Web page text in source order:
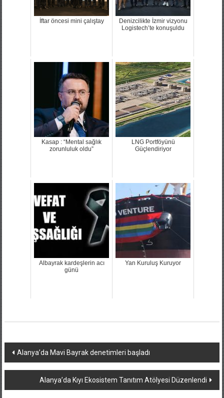
İftar öncesi mini çalıştay
Denizcilikte İzmir vizyonu
Logistech’te konuşuldu
Kasap : “Mental sağlık
zorunluluk oldu”
LNG Portföyünü
Güçlendiriyor
Albayrak kardeşlerin acı
günü
Yan Kuruluş Kuruyor
Yazı
dolaşımı
Alanya’da Mavi Bayrak denetimleri başladı
Alanya’da Kıyı Ekosistem Tanıtım Atölyesi Düzenlendi